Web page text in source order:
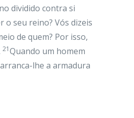
dividido contra si
o seu reino? Vós dizeis
de quem? Por isso,
21Quando um homem
lhe a armadura